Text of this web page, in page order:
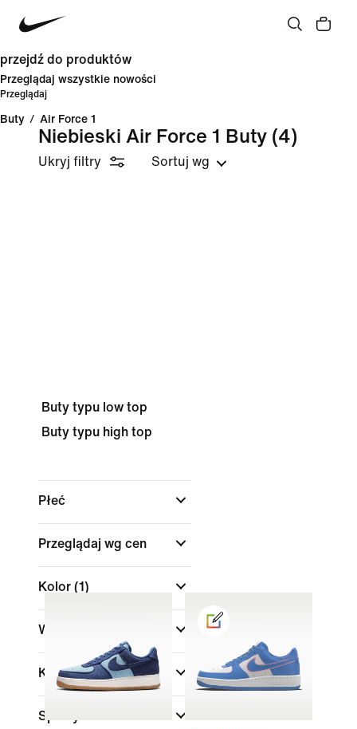
przejdź do produktów
Przeglądaj wszystkie nowości
Przeglądaj
Buty / Air Force 1
Niebieski Air Force 1 Buty(4)
Ukryj filtry Sortuj wg
Buty typu low top
Buty typu high top
Płeć
Przeglądaj wg cen
Kolor(1)
Wysokość buta
Kolekcje(1)
Sporty